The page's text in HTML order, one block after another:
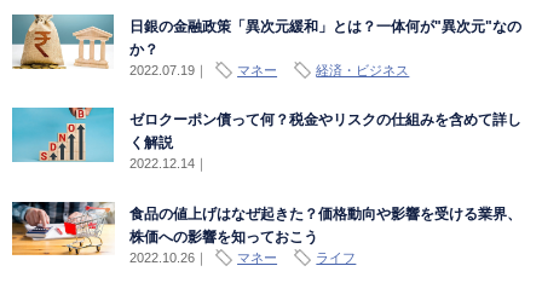
日銀の金融政策「異次元緩和」とは？一体何が"異次元"なの
か？
2022.07.19｜ マネー 経済・ビジネス
ゼロクーポン債って何？税金やリスクの仕組みを含めて詳し
く解説
2022.12.14｜
食品の値上げはなぜ起きた？価格動向や影響を受ける業界、
株価への影響を知っておこう
2022.10.26｜ マネー ライフ